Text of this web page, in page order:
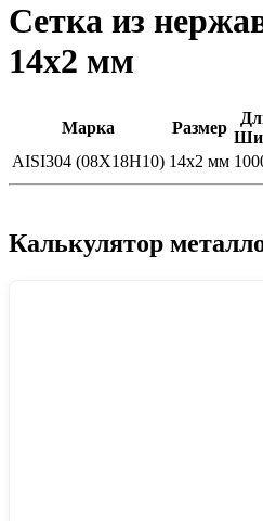
Сетка из
14x2 мм
Марка Размер
AISI304 (08Х18Н10) 14x2 мм
Калькулятор